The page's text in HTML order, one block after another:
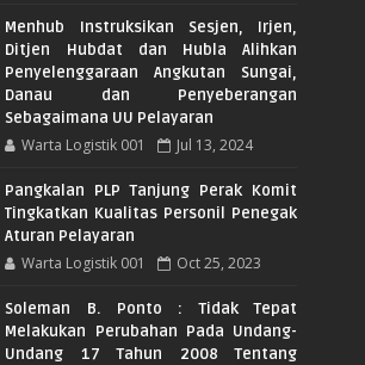
Menhub Instruksikan Sesjen, Irjen,
Ditjen Hubdat dan Hubla Alihkan
Penyelenggaraan Angkutan Sungai,
Danau dan Penyeberangan
Sebagaimana UU Pelayaran
Warta Logistik 001 Jul 13, 2024
Pangkalan PLP Tanjung Perak Komit
Tingkatkan Kualitas Personil Penegak
Aturan Pelayaran
Warta Logistik 001 Oct 25, 2023
Soleman B. Ponto : Tidak Tepat
Melakukan Perubahan Pada Undang-
Undang 17 Tahun 2008 Tentang